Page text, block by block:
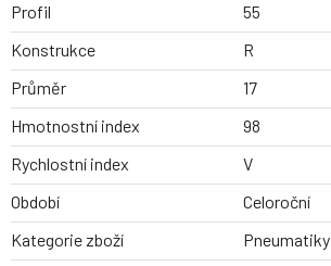
Profil
55
Konstrukce
R
Průměr
17
Hmotnostní index
98
Rychlostní index
V
Období
Celoroční
Kategorie zboží
Pneumatiky